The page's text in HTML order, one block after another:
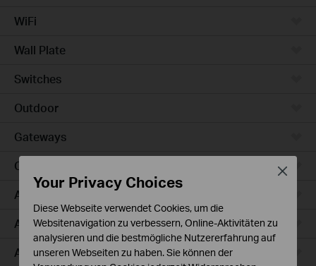
WiFi
Wall Plate
Switches
Outdoor
Gateways
Campus
Access Max
Aggregation
Access Plus
Your Privacy Choices
Diese Webseite verwendet Cookies, um die
Websitenavigation zu verbessern, Online-Aktivitäten zu
analysieren und die bestmögliche Nutzererfahrung auf
unseren Webseiten zu haben. Sie können der
Close